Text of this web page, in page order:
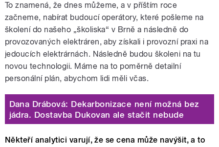
To znamená, že dnes můžeme, a v příštím roce
začneme, nabírat budoucí operátory, které pošleme na
školení do našeho „školiska“ v Brně a následně do
provozovaných elektráren, aby získali i provozní praxi na
jedoucích elektrárnách. Následně budou školeni na tu
novou technologii. Máme na to poměrně detailní
personální plán, abychom lidi měli včas.
Dana Drábová: Dekarbonizace není možná bez
jádra. Dostavba Dukovan ale stačit nebude
Někteří analytici varují, že se cena může navýšit, a to